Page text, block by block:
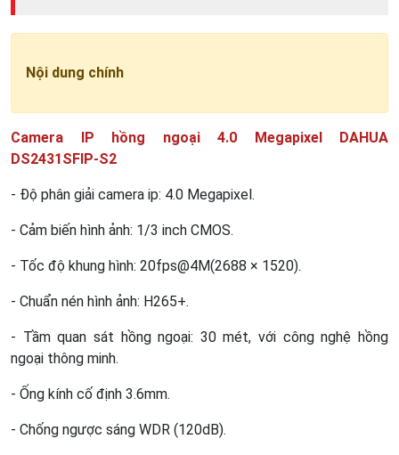
Nội dung chính
Camera IP hồng ngoại 4.0 Megapixel DAHUA
DS2431SFIP-S2
- Độ phân giải camera ip: 4.0 Megapixel.
- Cảm biến hình ảnh: 1/3 inch CMOS.
- Tốc độ khung hình: 20fps@4M(2688 × 1520).
- Chuẩn nén hình ảnh: H265+.
- Tầm quan sát hồng ngoại: 30 mét, với công nghệ hồng
ngoại thông minh.
- Ống kính cố định 3.6mm.
- Chống ngược sáng WDR (120dB).